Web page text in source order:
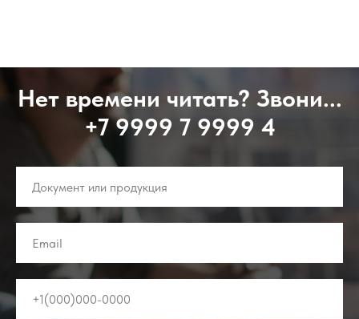
Нет времени читать? Звони...
+7 9999 7 9999 4